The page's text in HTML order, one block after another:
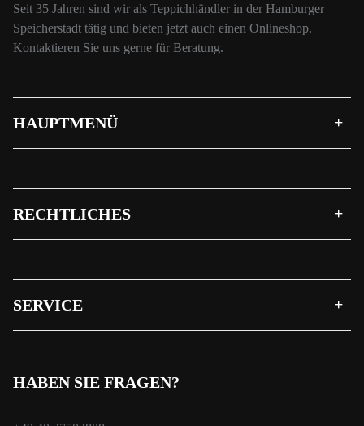
Seit 35 Jahren sind wir als Teppichhändler in der Hamburger
Speicherstadt tätig und bieten jetzt auch einen Onlineshop.
Kontaktieren Sie uns gerne für Beratung.
HAUPTMENÜ
RECHTLICHES
SERVICE
HABEN SIE FRAGEN?